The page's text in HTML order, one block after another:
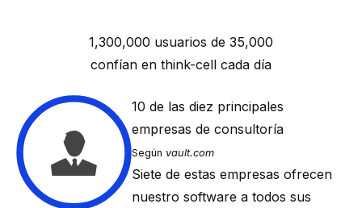
1,300,000 usuarios de 35,000
confían en think-cell cada día
10 de las diez principales
empresas de consultoría
Según vault.com
Siete de estas empresas ofrecen
nuestro software a todos sus